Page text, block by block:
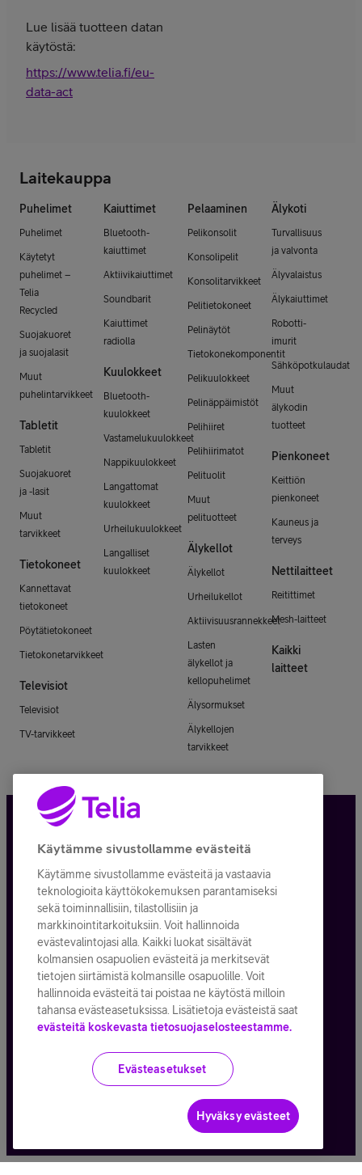
Lue lisää tuotteen datan
käytöstä:
https://www.telia.fi/eu-
data-act
Laitekauppa
Puhelimet
Puhelimet
Käytetyt
puhelimet –
Telia
Recycled
Suojakuoret
ja suojalasit
Muut
puhelintarvikkeet
Tabletit
Tabletit
Suojakuoret
ja -lasit
Muut
tarvikkeet
Tietokoneet
Kannettavat
tietokoneet
Pöytätietokoneet
Tietokonetarvikkeet
Televisiot
Televisiot
TV-tarvikkeet
Kaiuttimet
Bluetooth-
kaiuttimet
Aktiivikaiuttimet
Soundbarit
Kaiuttimet
radiolla
Kuulokkeet
Bluetooth-
kuulokkeet
Vastamelukuulokkeet
Nappikuulokkeet
Langattomat
kuulokkeet
Urheilukuulokkeet
Langalliset
kuulokkeet
Pelaaminen
Pelikonsolit
Konsolipelit
Konsolitarvikkeet
Pelitietokoneet
Pelinäytöt
Tietokonekomponentit
Pelikuulokkeet
Pelinäppäimistöt
Pelihiiret
Pelihiirimatot
Pelituolit
Muut
pelituotteet
Älykellot
Älykellot
Urheilukellot
Aktiivisuusrannekkeet
Lasten
älykellot ja
kellopuhelimet
Älysormukset
Älykellojen
tarvikkeet
Älykoti
Turvallisuus
ja valvonta
Älyvalaistus
Älykaiuttimet
Robotti-
imurit
Sähköpotkulaudat
Muut
älykodin
tuotteet
Pienkoneet
Keittiön
pienkoneet
Kauneus ja
terveys
Nettilaitteet
Reitittimet
Mesh-laitteet
Kaikki
laitteet
Tietosuoja ja -turva
Tilauksen peruuttaminen
Käyttöehdot
Evästeiden käyttö
Toimitusehdot ja palvelukuvaukset
Kaikki hinnat ALV25,5%
© Telia Company2026
Käytämme sivustollamme evästeitä
Käytämme sivustollamme evästeitä ja vastaavia
teknologioita käyttökokemuksen parantamiseksi
sekä toiminnallisiin, tilastollisiin ja
markkinointitarkoituksiin. Voit hallinnoida
evästevalintojasi alla. Kaikki luokat sisältävät
kolmansien osapuolien evästeitä ja merkitsevät
tietojen siirtämistä kolmansille osapuolille. Voit
hallinnoida evästeitä tai poistaa ne käytöstä milloin
tahansa evästeasetuksissa. Lisätietoja evästeistä saat
evästeitä koskevasta tietosuojaselosteestamme.
Evästeasetukset
Hyväksy evästeet